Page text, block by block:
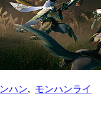
ハン
モンハンライ